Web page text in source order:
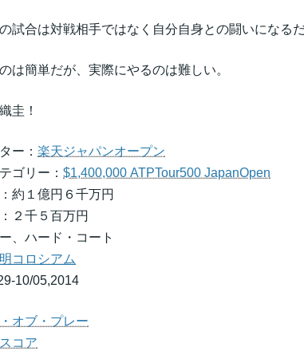
試合は対戦相手ではなく自分自身との闘いになるだ
は簡単だが、実際にやるのは難しい。
圭！
ー： 楽天ジャパンオープン
ゴリー： $1,400,000 ATPTour500 JapanOpen
約１億円６千万円
２千５百万円
、ハード・コート
コロシアム
10/05,2014
オブ・プレー
コア